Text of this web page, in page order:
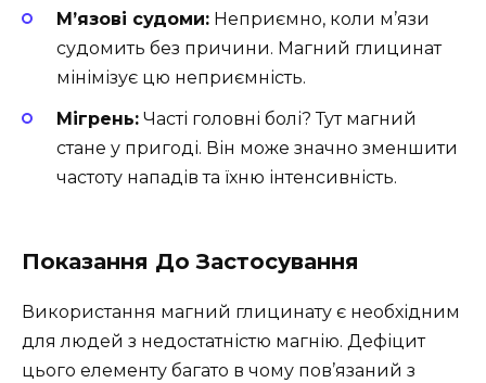
М’язові судоми: Неприємно, коли м’язи
судомить без причини. Магний глицинат
мінімізує цю неприємність.
Мігрень: Часті головні болі? Тут магний
стане у пригоді. Він може значно зменшити
частоту нападів та їхню інтенсивність.
Показання До Застосування
Використання магний глицинату є необхідним
для людей з недостатністю магнію. Дефіцит
цього елементу багато в чому пов’язаний з